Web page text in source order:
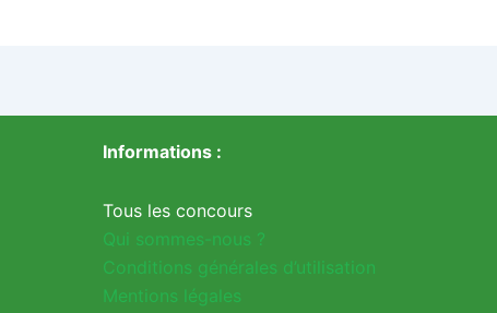
Informations :
Tous les concours
Qui sommes-nous ?
Conditions générales d’utilisation
Mentions légales